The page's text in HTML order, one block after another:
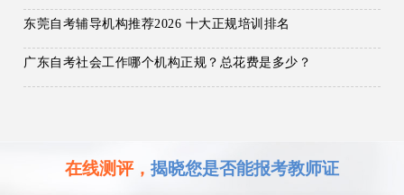
东莞自考辅导机构推荐2026 十大正规培训排名
广东自考社会工作哪个机构正规？总花费是多少？
在线测评， 揭晓您是否能报考教师证